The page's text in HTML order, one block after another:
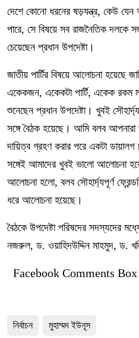
দেশে কোনো ধরনের ষড়যন্ত্র, কেউ যেন
পারে, সে বিষয়ে সব রাজনৈতিক দলকে
চেয়েছেন প্রধান উপদেষ্টা।
জাতীয় পার্টির বিষয়ে আলোচনা হয়েছে
একেকজন, একেকটা পার্টি, একেক রকম
শুনেছেন প্রধান উপদেষ্টা। খুবই
সঙ্গে বৈঠক হয়েছে। আমি বলব
দায়িত্ব গ্রহণ করার পরে একটা ডায়ালগ
সঙ্গেই আমাদের খুবই ভালো আলোচনা
আলোচনা হলো, বলব সৌহার্দ্যপূর্ণ
ধরে আলোচনা হয়েছে।
বৈঠকে উপদেষ্টা পরিষদের সদস্যদের
নজরুল, ড. ওয়াহিদউদ্দিন মাহমুদ, ড.
Facebook Comments Box
নির্বাচন মুহাম্মদ ইউনূস